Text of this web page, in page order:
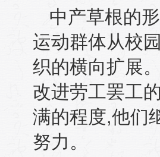
中产草根的
运动群体从校
织的横向扩展
改进劳工罢工
满的程度,他们
努力。